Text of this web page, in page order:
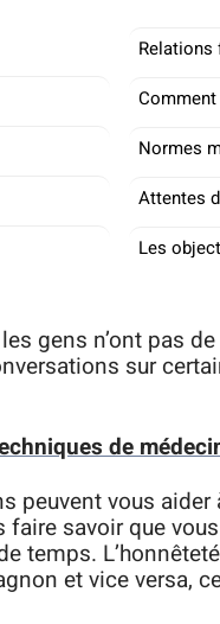
Normes
Attentes
Les
gens n’ont pas
sur
de
peuvent vous
savoir que
temps.
et vice versa,